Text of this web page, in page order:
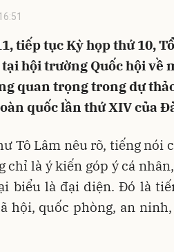
tiếp tục Kỳ họp thứ 10,
hội trường Quốc hội về
quan trọng trong dự
quốc lần thứ XIV của
Tô Lâm nêu rõ, tiếng nói
chỉ là ý kiến góp ý cá
biểu là đại diện. Đó là
hội, quốc phòng, an